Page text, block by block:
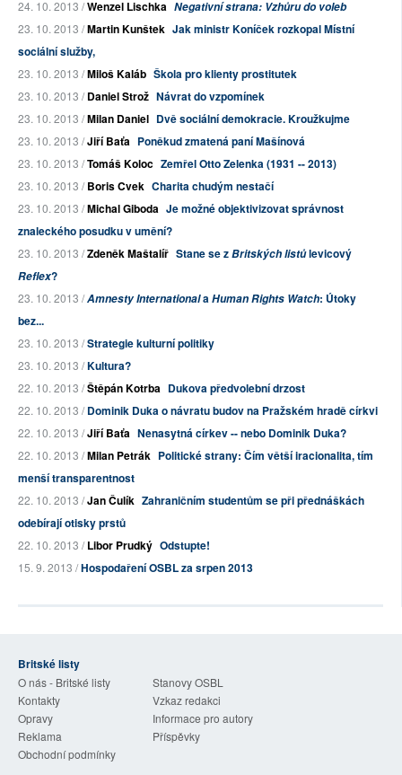
24. 10. 2013 /Wenzel Lischka Negativní strana: Vzhůru do voleb
23. 10. 2013 /Martin Kunštek Jak ministr Koníček rozkopal Místní
sociální služby,
23. 10. 2013 /Miloš Kaláb Škola pro klienty prostitutek
23. 10. 2013 /Daniel Strož Návrat do vzpomínek
23. 10. 2013 /Milan Daniel Dvě sociální demokracie. Kroužkujme
23. 10. 2013 /Jiří Baťa Poněkud zmatená paní Mašínová
23. 10. 2013 /Tomáš Koloc Zemřel Otto Zelenka (1931 -- 2013)
23. 10. 2013 /Boris Cvek Charita chudým nestačí
23. 10. 2013 /Michal Giboda Je možné objektivizovat správnost
znaleckého posudku v umění?
23. 10. 2013 /Zdeněk Maštalíř Stane se zBritských listůlevicový
Reflex?
23. 10. 2013 /Amnesty InternationalaHuman Rights Watch: Útoky
bez...
23. 10. 2013 /Strategie kulturní politiky
23. 10. 2013 /Kultura?
22. 10. 2013 /Štěpán Kotrba Dukova předvolební drzost
22. 10. 2013 /Dominik Duka o návratu budov na Pražském hradě církvi
22. 10. 2013 /Jiří Baťa Nenasytná církev -- nebo Dominik Duka?
22. 10. 2013 /Milan Petrák Politické strany: Čím větší iracionalita, tím
menší transparentnost
22. 10. 2013 /Jan Čulík Zahraničním studentům se při přednáškách
odebírají otisky prstů
22. 10. 2013 /Libor Prudký Odstupte!
15. 9. 2013 /Hospodaření OSBL za srpen 2013
Britské listy
O nás - Britské listy
Stanovy OSBL
Kontakty
Vzkaz redakci
Opravy
Informace pro autory
Reklama
Příspěvky
Obchodní podmínky